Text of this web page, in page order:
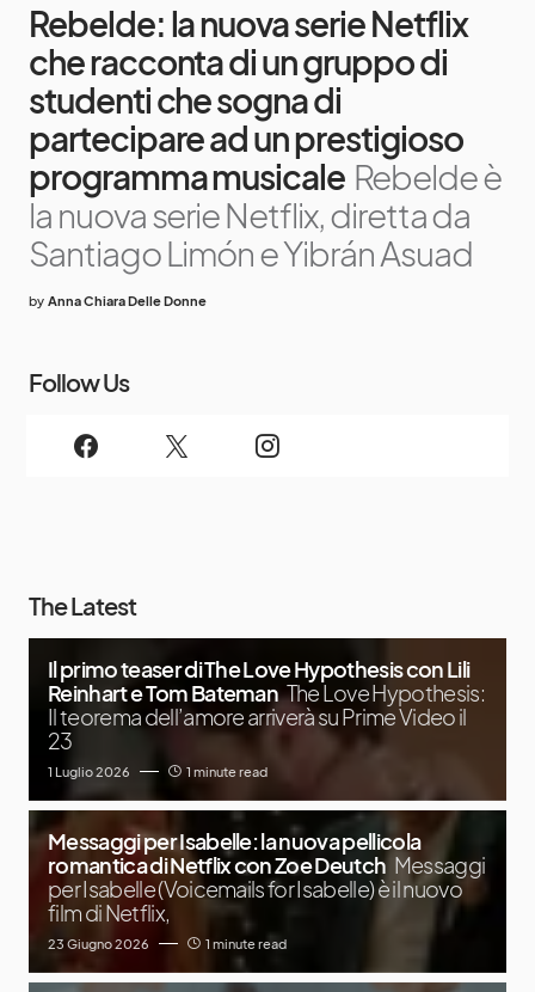
Rebelde: la nuova serie Netflix
che racconta di un gruppo di
studenti che sogna di
partecipare ad un prestigioso
programma musicale Rebelde è
la nuova serie Netflix, diretta da
Santiago Limón e Yibrán Asuad
by Anna Chiara Delle Donne
Follow Us
The Latest
Il primo teaser di The Love Hypothesis con Lili
Reinhart e Tom Bateman The Love Hypothesis:
Il teorema dell’amore arriverà su Prime Video il
23
1 Luglio 2026 1 minute read
Messaggi per Isabelle: la nuova pellicola
romantica di Netflix con Zoe Deutch Messaggi
per Isabelle (Voicemails for Isabelle) è il nuovo
film di Netflix,
23 Giugno 2026 1 minute read